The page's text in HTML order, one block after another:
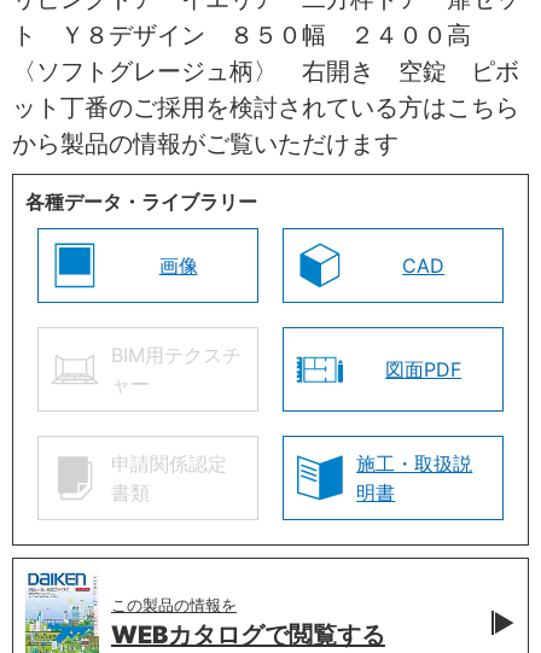
ト Ｙ８デザイン ８５０幅 ２４００高
〈ソフトグレージュ柄〉 右開き 空錠 ピボ
ット丁番のご採用を検討されている方はこちら
から製品の情報がご覧いただけます
各種データ・ライブラリー
画像 CAD
BIM用テクスチ
ャー
図面PDF
申請関係認定
書類
施工・取扱説
明書
この製品の情報を
WEBカタログで閲覧する